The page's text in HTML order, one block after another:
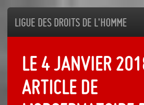
Ligue des droits de l'Homme
Le 4 janvier
Article de